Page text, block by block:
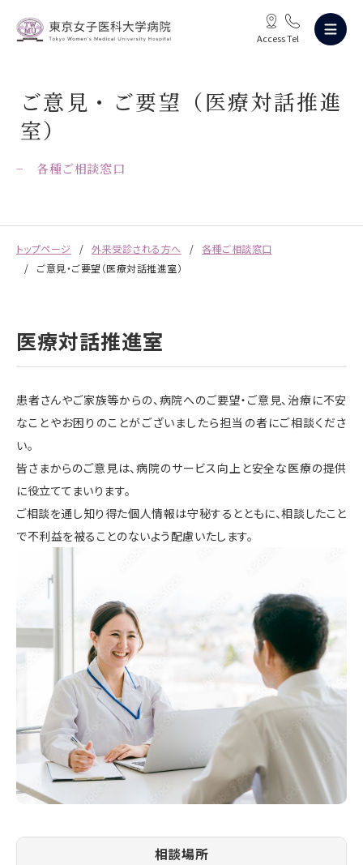
AccessTel
ご意見・ご要望（医療対話推進
室）
各種ご相談窓口
トップページ 外来受診される方へ
各種ご相談窓口
ご意見・ご要望（医療対話推進室）
医療対話推進室
患者さんやご家族等からの、病院へのご要望・ご意見、治療に不安
なことやお困りのことがございましたら担当の者にご相談くださ
い。
皆さまからのご意見は、病院のサービス向上と安全な医療の提供
に役立ててまいります。
ご相談を通し知り得た個人情報は守秘するとともに、相談したこと
で不利益を被ることのないよう配慮いたします。
相談場所